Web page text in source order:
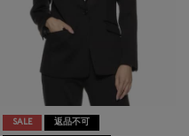
SALE 返品不可